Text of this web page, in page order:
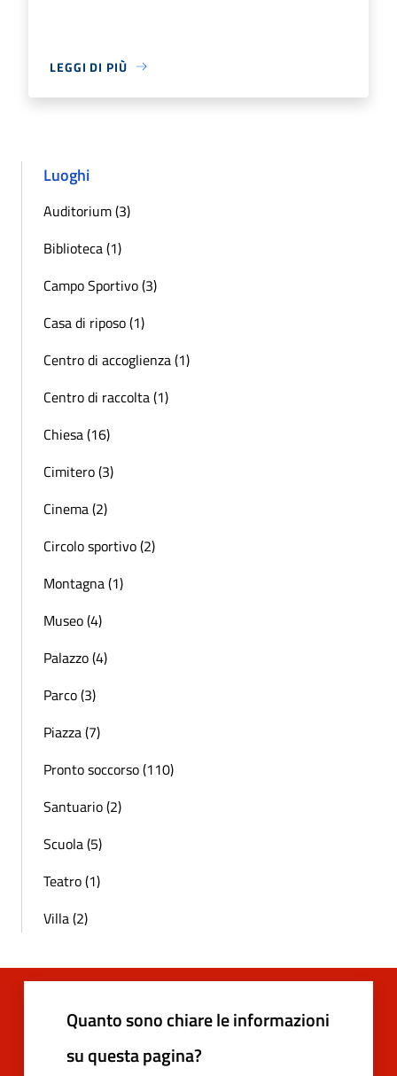
LEGGI DI PIÙ
Luoghi
Auditorium (3)
Biblioteca (1)
Campo Sportivo (3)
Casa di riposo (1)
Centro di accoglienza (1)
Centro di raccolta (1)
Chiesa (16)
Cimitero (3)
Cinema (2)
Circolo sportivo (2)
Montagna (1)
Museo (4)
Palazzo (4)
Parco (3)
Piazza (7)
Pronto soccorso (110)
Santuario (2)
Scuola (5)
Teatro (1)
Villa (2)
Quanto sono chiare le informazioni
su questa pagina?